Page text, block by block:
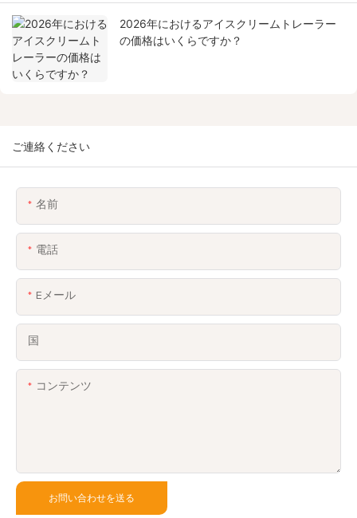
2026年におけるアイスクリームトレーラー
の価格はいくらですか？
ご連絡ください
名前
電話
Eメール
国
コンテンツ
お問い合わせを送る